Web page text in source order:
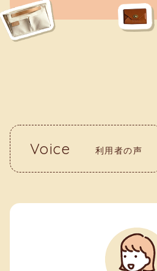
Voice 利用者の声